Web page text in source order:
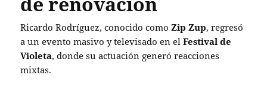
Ricardo Rodríguez, conocido comoZip Zup, regresó
a un evento masivo y televisado en elFestival de
Violeta, donde su actuación generó reacciones
mixtas.